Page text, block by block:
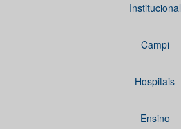
Institucional
Campi
Hospitais
Ensino